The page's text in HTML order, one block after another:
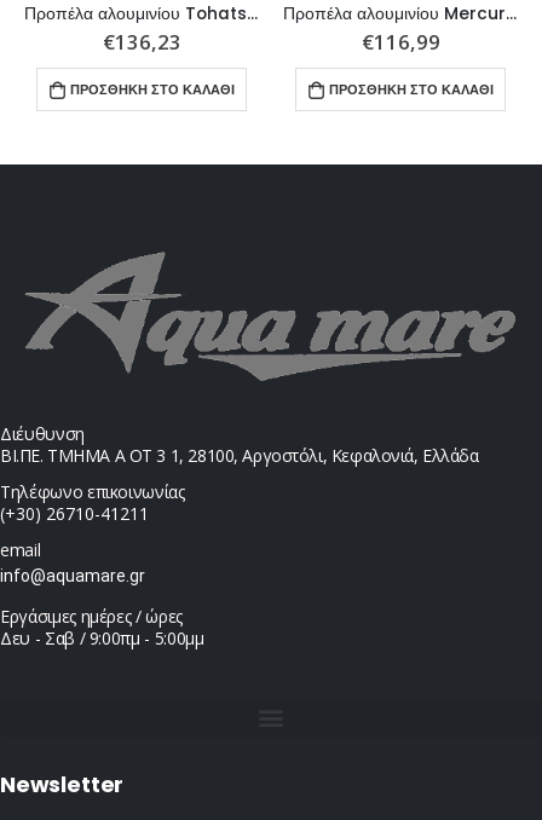
Προπέλα αλουμινίου Tohatsu 35 – 55 HP 3×11,1×14 R
€136,23
ΠΡΟΣΘΉΚΗ ΣΤΟ ΚΑΛΆΘΙ
Προπέλα αλουμινίου Mercury, Mariner Outboard, Tohatsu 8 – 9,9 HP
€116,99
ΠΡΟΣΘΉΚΗ ΣΤΟ ΚΑΛΆΘΙ
Διέυθυνση
ΒΙ.ΠΕ. ΤΜΗΜΑ Α ΟΤ 3 1, 28100, Αργοστόλι, Κεφαλονιά, Ελλάδα
Τηλέφωνο επικοινωνίας
(+30) 26710-41211
email
info@aquamare.gr
Εργάσιμες ημέρες / ώρες
Δευ - Σαβ / 9:00πμ - 5:00μμ
Newsletter